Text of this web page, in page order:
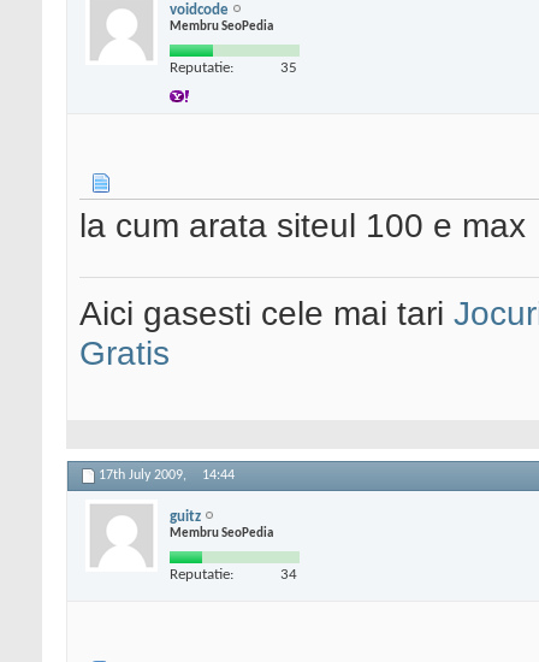
voidcode
Membru SeoPedia
Reputatie: 35
la cum arata siteul 100 e max
Aici gasesti cele mai tari
Gratis
17th July 2009, 14:44
guitz
Membru SeoPedia
Reputatie: 34